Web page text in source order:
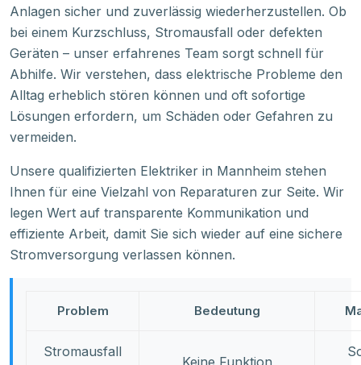
Anlagen sicher und zuverlässig wiederherzustellen. Ob
bei einem Kurzschluss, Stromausfall oder defekten
Geräten – unser erfahrenes Team sorgt schnell für
Abhilfe. Wir verstehen, dass elektrische Probleme den
Alltag erheblich stören können und oft sofortige
Lösungen erfordern, um Schäden oder Gefahren zu
vermeiden.
Unsere qualifizierten Elektriker in Mannheim stehen
Ihnen für eine Vielzahl von Reparaturen zur Seite. Wir
legen Wert auf transparente Kommunikation und
effiziente Arbeit, damit Sie sich wieder auf eine sichere
Stromversorgung verlassen können.
Problem Bedeutung
Stromausfall